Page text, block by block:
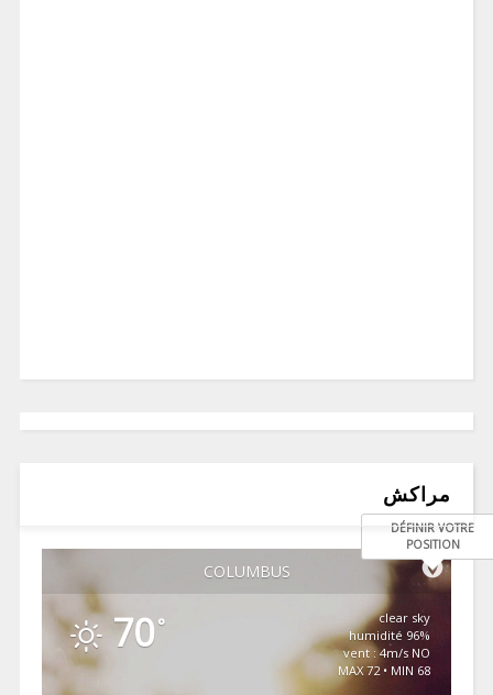
مراكش
COLUMBUS
DÉFINIR VOTRE
POSITION
70 °
clear sky
96% humidité
vent : 4m/s NO
MAX 72 • MIN 68